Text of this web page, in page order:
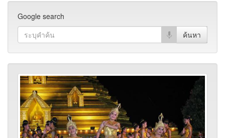
Google search